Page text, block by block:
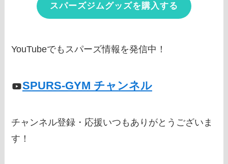
スパーズジムグッズを購入する
YouTubeでもスパーズ情報を発信中！
SPURS-GYM チャンネル
チャンネル登録・応援いつもありがとうございま
す！